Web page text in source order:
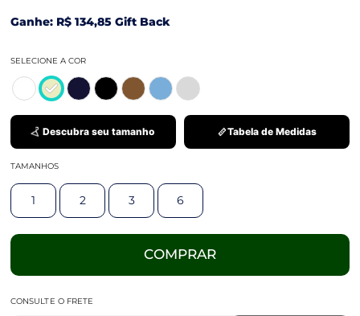
Ganhe: R$ 134,85 Gift Back
SELECIONE A COR
Descubra seu tamanho Tabela de Medidas
TAMANHOS
1 2 3 6
COMPRAR
CONSULTE O FRETE